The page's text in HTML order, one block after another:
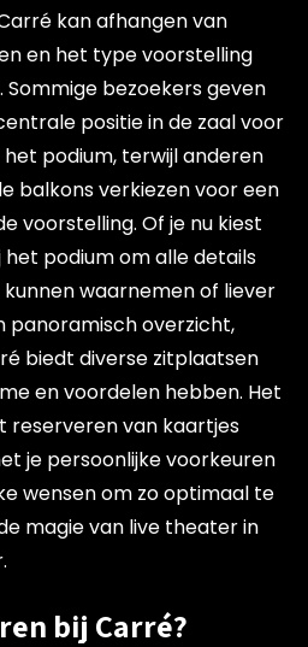
kan afhangen van
en het type voorstelling
bezoekers geven
positie in de zaal voor
podium, terwijl anderen
balkons verkiezen voor een
voorstelling. Of je nu kiest
podium om alle details
waarnemen of liever
panoramisch overzicht,
biedt diverse zitplaatsen
en voordelen hebben. Het
reserveren van kaartjes
je persoonlijke voorkeuren
wensen om zo optimaal te
magie van live theater in
bij Carré?